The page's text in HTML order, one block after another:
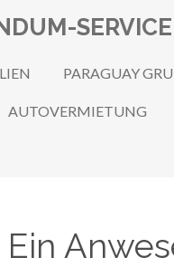
SERVICE
PARAGUAY
AUTOVERMIETUNG
Ein